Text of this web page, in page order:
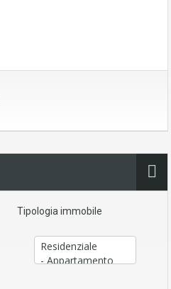
Tipologia immobile